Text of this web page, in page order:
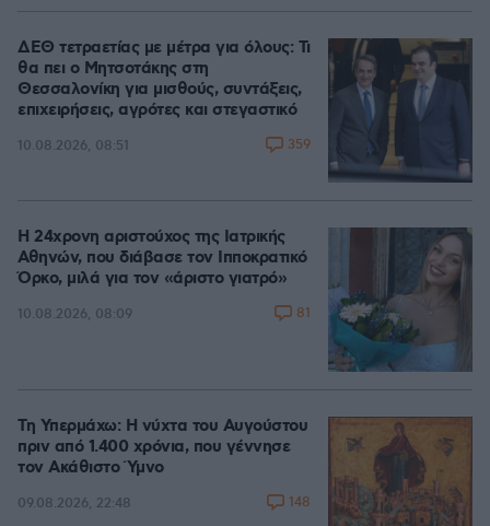
ΔΕΘ τετραετίας με μέτρα για όλους: Τι
θα πει ο Μητσοτάκης στη
Θεσσαλονίκη για μισθούς, συντάξεις,
επιχειρήσεις, αγρότες και στεγαστικό
10.08.2026, 08:51 359
Η 24χρονη αριστούχος της Ιατρικής
Αθηνών, που διάβασε τον Ιπποκρατικό
Όρκο, μιλά για τον «άριστο γιατρό»
10.08.2026, 08:09 81
Τη Υπερμάχω: Η νύχτα του Αυγούστου
πριν από 1.400 χρόνια, που γέννησε
τον Ακάθιστο Ύμνο
09.08.2026, 22:48 148